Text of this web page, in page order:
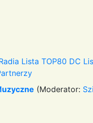
Lista TOP80 DC
(Moderator: